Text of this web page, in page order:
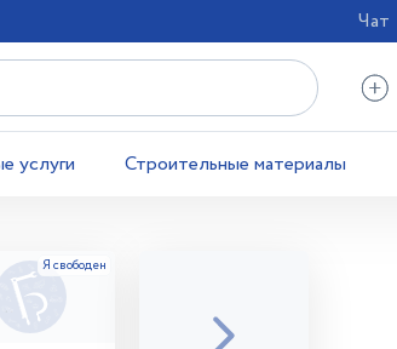
Чат
услуги Строительные материалы